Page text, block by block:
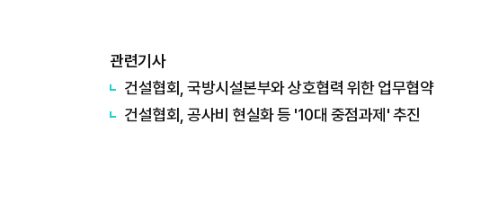
관련기사
건설협회, 국방시설본부와 상호협력 위한 업무협약
건설협회, 공사비 현실화 등 '10대 중점과제' 추진